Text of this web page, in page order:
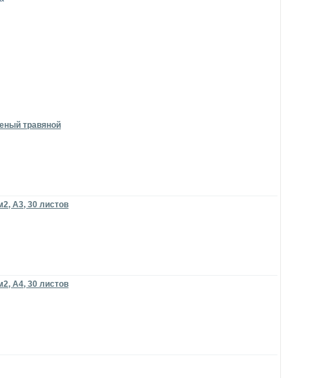
травяной
А3, 30 листов
А4, 30 листов